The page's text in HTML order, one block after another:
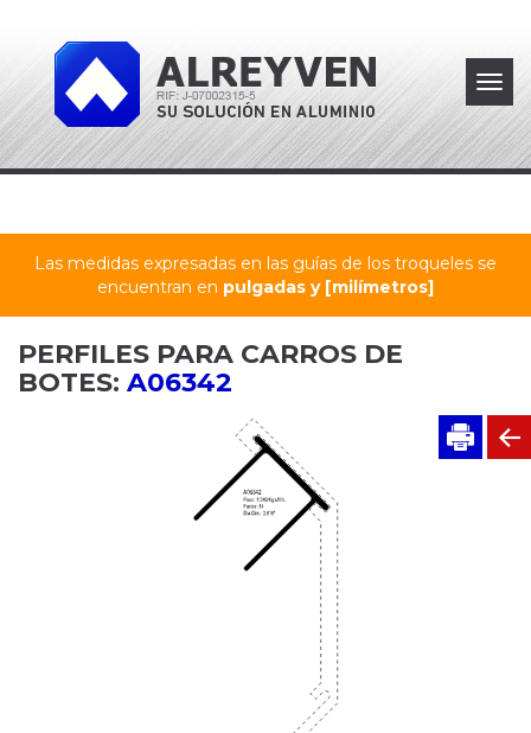
Las medidas expresadas en las guías de los troqueles se
encuentran en pulgadas y [milímetros]
PERFILES PARA CARROS DE
BOTES: A06342